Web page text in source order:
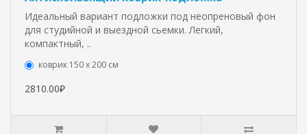
Идеальный вариант подложки под неопреновый фон
для студийной и выездной сьемки. Легкий,
компактный, ..
коврик 150 х 200 см
2810.00₽